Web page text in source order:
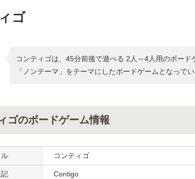
ゴ
コンティゴは、45分前後で遊べる 2人～4人用のボード
「 ノンテーマ 」をテーマにしたボードゲームとなってい
ゴのボードゲーム情報
コンティゴ
Contigo